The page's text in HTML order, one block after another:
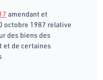
amendant et
octobre 1987 relative
des biens des
et de certaines